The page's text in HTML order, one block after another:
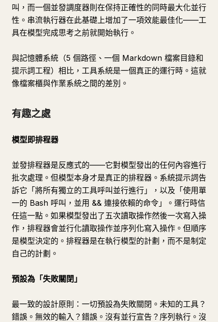
叫，而一個並發調度器則在保持正確性的同時最大化並行
性。串流執行器在此基礎上增加了一項效能最佳化——工
具在模型完成思考之前就開始執行。
與記憶體系統（5 個路徑、一個 Markdown 檔案目錄和
提示詞工程）相比，工具系統是一個真正的運行時。這就
像檔案櫃與作業系統之間的差別。
有趣之處
模型即排程器
並發排程器是反應式的——它對模型發出的任何內容進行
批次處理。但模型本身才是真正的排程器。系統提示詞告
訴它「將所有獨立的工具呼叫並行進行」，以及「使用單
一的 Bash 呼叫，並用 && 連接依賴的命令」。運行時信
任這一點。如果模型發出了五次讀取操作然後一次寫入操
作，排程器會並行化讀取操作並序列化寫入操作。但順序
是模型決定的。排程器是在執行模型的計劃，而不是制定
自己的計劃。
預設為「失敗關閉」
最一致的設計原則：一切預設為失敗關閉。未知的工具？
錯誤。無效的輸入？錯誤。沒有並行宣告？序列執行。沒